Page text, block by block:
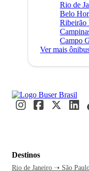
Rio de
Belo
Ribeirão
Campo
Ver mais
Destinos
Rio de Janeiro ➝ São